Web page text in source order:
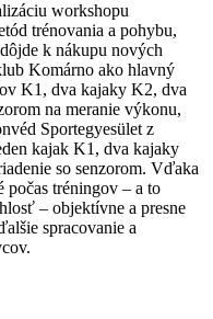
workshopu
trénovania a pohybu,
k nákupu nových
Komárno ako hlavný
K1, dva kajaky K2, dva
na meranie výkonu,
Sportegyesület z
kajak K1, dva kajaky
so senzorom. Vďaka
počas tréningov – a to
– objektívne a presne
spracovanie a